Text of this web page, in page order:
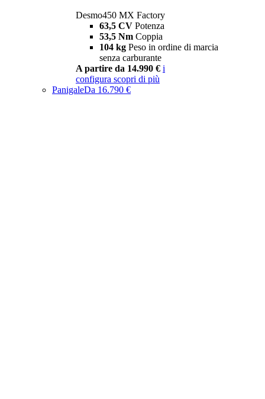
Desmo450 MX Factory
63,5 CV Potenza
53,5 Nm Coppia
104 kg Peso in ordine di marcia
senza carburante
A partire da 14.990 € i
configura scopri di più
PanigaleDa 16.790 €